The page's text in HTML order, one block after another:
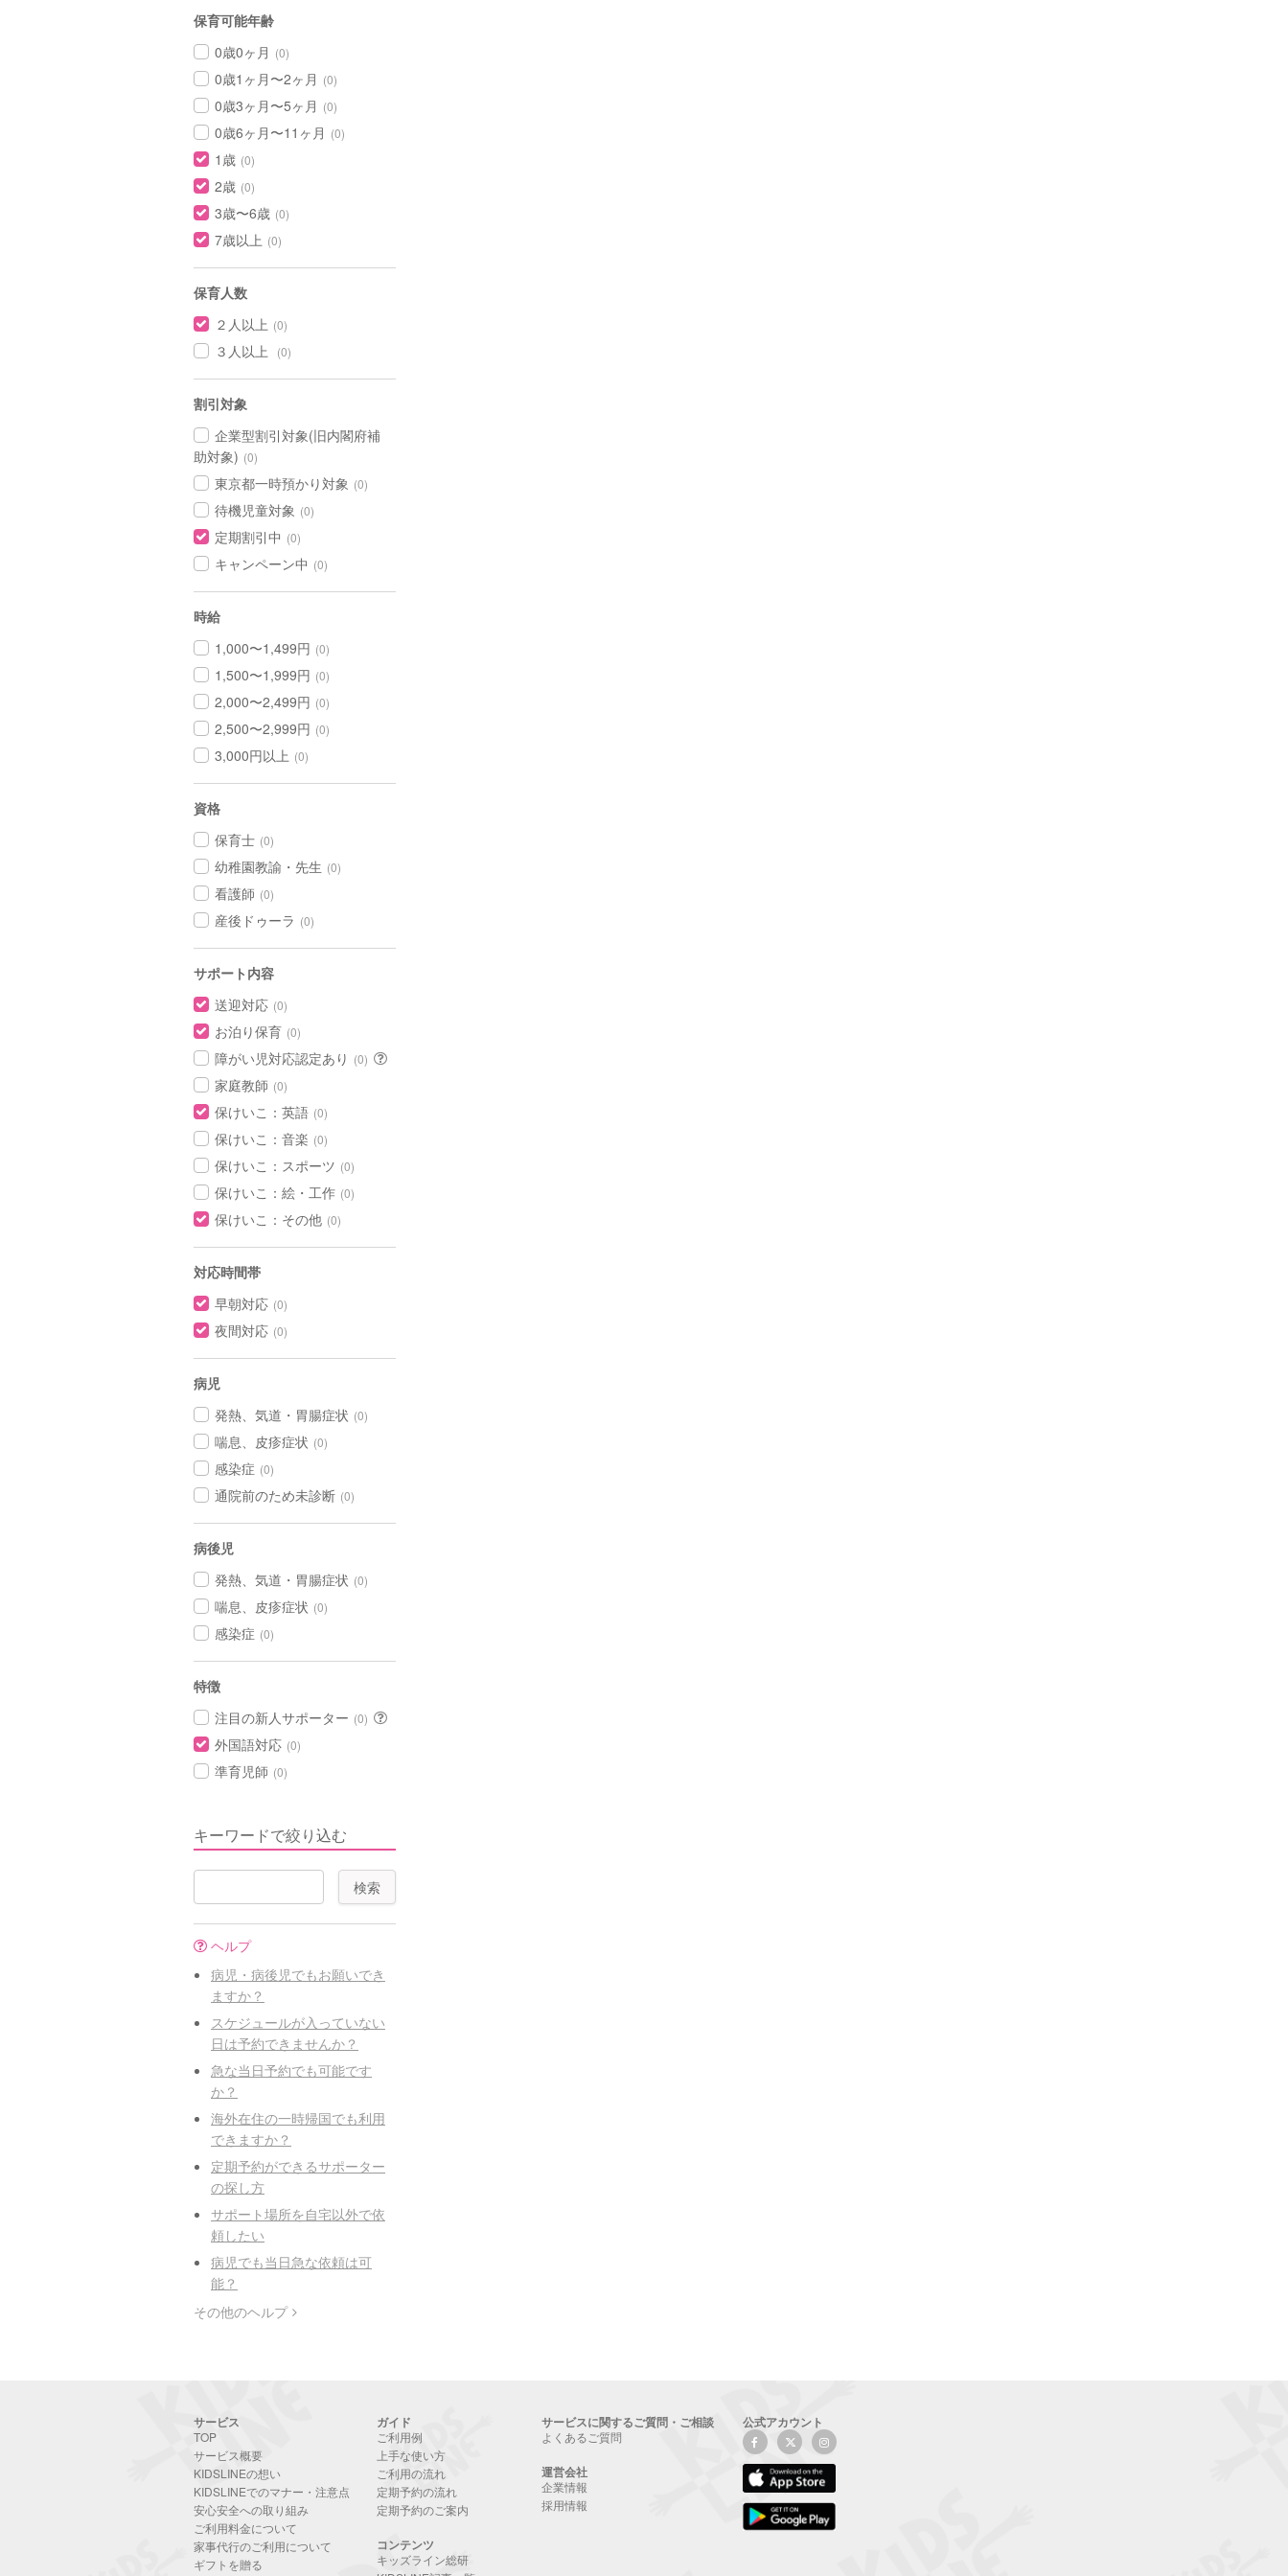
保育可能年齢
0歳0ヶ月 (0)
0歳1ヶ月〜2ヶ月 (0)
0歳3ヶ月〜5ヶ月 (0)
0歳6ヶ月〜11ヶ月 (0)
1歳 (0)
2歳 (0)
3歳〜6歳 (0)
7歳以上 (0)
保育人数
２人以上 (0)
３人以上 (0)
割引対象
企業型割引対象(旧内閣府補
助対象) (0)
東京都一時預かり対象 (0)
待機児童対象 (0)
定期割引中 (0)
キャンペーン中 (0)
時給
1,000〜1,499円 (0)
1,500〜1,999円 (0)
2,000〜2,499円 (0)
2,500〜2,999円 (0)
3,000円以上 (0)
資格
保育士 (0)
幼稚園教諭・先生 (0)
看護師 (0)
産後ドゥーラ (0)
サポート内容
送迎対応 (0)
お泊り保育 (0)
障がい児対応認定あり (0)
家庭教師 (0)
保けいこ：英語 (0)
保けいこ：音楽 (0)
保けいこ：スポーツ (0)
保けいこ：絵・工作 (0)
保けいこ：その他 (0)
対応時間帯
早朝対応 (0)
夜間対応 (0)
病児
発熱、気道・胃腸症状 (0)
喘息、皮疹症状 (0)
感染症 (0)
通院前のため未診断 (0)
病後児
発熱、気道・胃腸症状 (0)
喘息、皮疹症状 (0)
感染症 (0)
特徴
注目の新人サポーター (0)
外国語対応 (0)
準育児師 (0)
キーワードで絞り込む
ヘルプ
病児・病後児でもお願いでき
ますか？
スケジュールが入っていない
日は予約できませんか？
急な当日予約でも可能です
か？
海外在住の一時帰国でも利用
できますか？
定期予約ができるサポーター
の探し方
サポート場所を自宅以外で依
頼したい
病児でも当日急な依頼は可
能？
その他のヘルプ
サービス
TOP
サービス概要
KIDSLINEの想い
KIDSLINEでのマナー・注意点
安心安全への取り組み
ご利用料金について
家事代行のご利用について
ギフトを贈る
ガイド
ご利用例
上手な使い方
ご利用の流れ
定期予約の流れ
定期予約のご案内
コンテンツ
キッズライン総研
サービスに関するご質問・ご相談
よくあるご質問
運営会社
企業情報
採用情報
公式アカウント